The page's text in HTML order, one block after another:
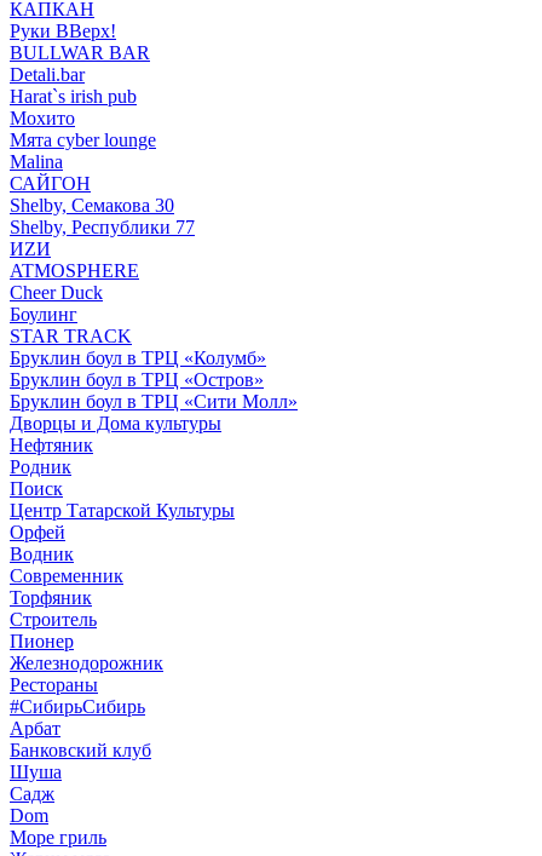
КАПКАН
Руки ВВерх!
BULLWAR BAR
Detali.bar
Harat`s irish pub
Мохито
Мята cyber lounge
Malina
САЙГОН
Shelby, Семакова 30
Shelby, Республики 77
ИZИ
ATMOSPHERE
Cheer Duck
Боулинг
STAR TRACK
Бруклин боул в ТРЦ «Колумб»
Бруклин боул в ТРЦ «Остров»
Бруклин боул в ТРЦ «Сити Молл»
Дворцы и Дома культуры
Нефтяник
Родник
Поиск
Центр Татарской Культуры
Орфей
Водник
Современник
Торфяник
Строитель
Пионер
Железнодорожник
Рестораны
#СибирьСибирь
Арбат
Банковский клуб
Шуша
Садж
Dom
Море гриль